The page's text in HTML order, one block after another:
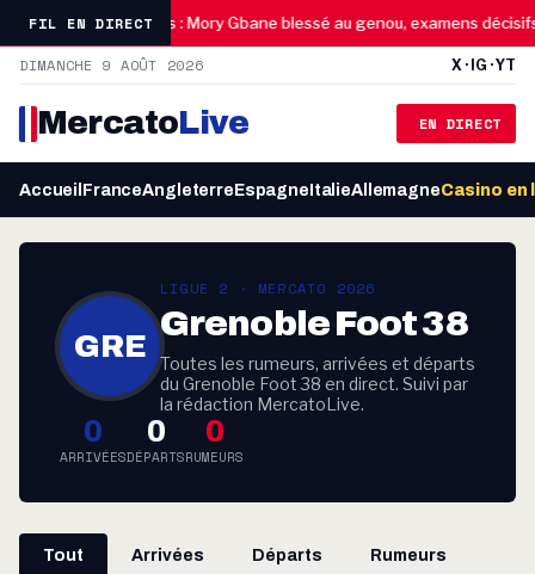
FIL EN DIRECT
10:45 Reims : Mory Gbane blessé au genou, examens décisifs
DIMANCHE 9 AOÛT 2026 X · IG · YT
MercatoLive EN DIRECT
Accueil FranceAngleterreEspagneItalieAllemagneCasino en
GRE
LIGUE 2 · MERCATO 2026
Grenoble Foot 38
Toutes les rumeurs, arrivées et départs
du Grenoble Foot 38 en direct. Suivi par
la rédaction MercatoLive.
0
ARRIVÉES
0
DÉPARTS
0
RUMEURS
Tout Arrivées Départs Rumeurs